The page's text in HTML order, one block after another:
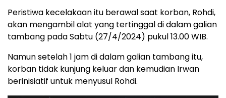
Peristiwa kecelakaan itu berawal saat korban, Rohdi,
akan mengambil alat yang tertinggal di dalam galian
tambang pada Sabtu (27/4/2024) pukul 13.00 WIB.
Namun setelah 1 jam di dalam galian tambang itu,
korban tidak kunjung keluar dan kemudian Irwan
berinisiatif untuk menyusul Rohdi.